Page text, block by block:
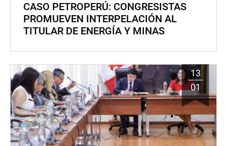
CASO PETROPERÚ: CONGRESISTAS
PROMUEVEN INTERPELACIÓN AL
TITULAR DE ENERGÍA Y MINAS
13
01